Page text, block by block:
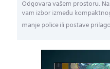
Odgovara vašem prostoru.
vam izbor između
manje police ili postave